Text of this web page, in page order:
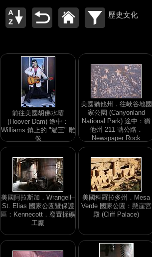
歷史文化
前往美國胡佛水壩
(Hoover Dam) 途中：
Williams 鎮上的 "貓王" 雕
像
美國猶他州．往峽谷地國
家公園 (Canyonland
National Park) 途中：猶
他州 211 號公路．
Newspaper Rock
美國阿拉斯加．Wrangell–
St. Elias 國家公園暨保護
區：Kennecott．廢置採礦
工廠
美國科羅拉多州．Mesa
Verde 國家公園：懸崖宮
殿 (Cliff Palace)